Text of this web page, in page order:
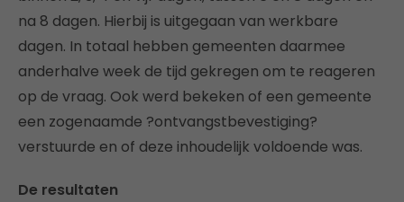
na 8 dagen. Hierbij is uitgegaan van werkbare
dagen. In totaal hebben gemeenten daarmee
anderhalve week de tijd gekregen om te reageren
op de vraag. Ook werd bekeken of een gemeente
een zogenaamde ?ontvangstbevestiging?
verstuurde en of deze inhoudelijk voldoende was.
De resultaten